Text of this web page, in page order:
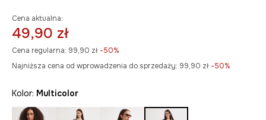
Cena aktualna:
49,90 zł
Cena regularna: 99,90 zł -50%
Najniższa cena od wprowadzenia do sprzedaży: 99,90 zł -50%
Kolor: multicolor